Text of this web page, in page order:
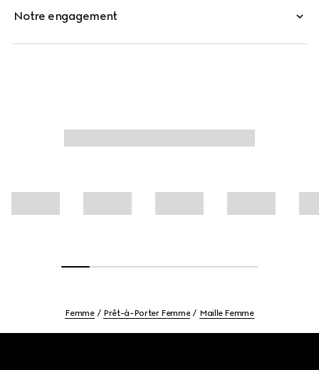
Notre engagement
Femme Prêt-à-Porter Femme Maille Femme